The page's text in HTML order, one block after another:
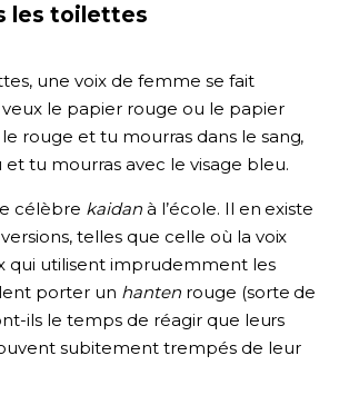
les toilettes
une voix de femme se fait
le papier rouge ou le papier
le rouge et tu mourras dans le sang,
et tu mourras avec le visage bleu.
célèbre kaidanà l’école. Il en existe
telles que celle où la voix
qui utilisent imprudemment les
porter un hantenrouge (sorte de
ils le temps de réagir que leurs
subitement trempés de leur